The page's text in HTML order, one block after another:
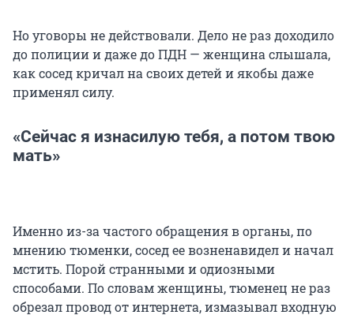
Но уговоры не действовали. Дело не раз доходило
до полиции и даже до ПДН — женщина слышала,
как сосед кричал на своих детей и якобы даже
применял силу.
«Сейчас я изнасилую тебя, а потом твою
мать»
Именно из-за частого обращения в органы, по
мнению тюменки, сосед ее возненавидел и начал
мстить. Порой странными и одиозными
способами. По словам женщины, тюменец не раз
обрезал провод от интернета, измазывал входную